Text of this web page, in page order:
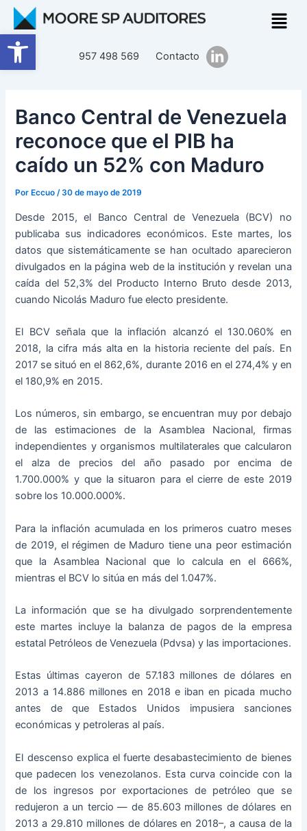
Abrir barra de herramientas
contenido
957 498 569
Contacto
Banco Central de Venezuela
reconoce que el PIB ha
caído un 52% con Maduro
Por Eccuo/30 de mayo de 2019
Desde 2015, el Banco Central de Venezuela (BCV) no
publicaba sus indicadores económicos. Este martes, los
datos que sistemáticamente se han ocultado aparecieron
divulgados en la página web de la institución y revelan una
caída del 52,3% del Producto Interno Bruto desde 2013,
cuando Nicolás Maduro fue electo presidente.
El BCV señala que la inflación alcanzó el 130.060% en
2018, la cifra más alta en la historia reciente del país. En
2017 se situó en el 862,6%, durante 2016 en el 274,4% y en
el 180,9% en 2015.
Los números, sin embargo, se encuentran muy por debajo
de las estimaciones de la Asamblea Nacional, firmas
independientes y organismos multilaterales que calcularon
el alza de precios del año pasado por encima de
1.700.000% y que la situaron para el cierre de este 2019
sobre los 10.000.000%.
Para la inflación acumulada en los primeros cuatro meses
de 2019, el régimen de Maduro tiene una peor estimación
que la Asamblea Nacional que lo calcula en el 666%,
mientras el BCV lo sitúa en más del 1.047%.
La información que se ha divulgado sorprendentemente
este martes incluye la balanza de pagos de la empresa
estatal Petróleos de Venezuela (Pdvsa) y las importaciones.
Estas últimas cayeron de 57.183 millones de dólares en
2013 a 14.886 millones en 2018 e iban en picada mucho
antes de que Estados Unidos impusiera sanciones
económicas y petroleras al país.
El descenso explica el fuerte desabastecimiento de bienes
que padecen los venezolanos. Esta curva coincide con la
de los ingresos por exportaciones de petróleo que se
redujeron a un tercio — de 85.603 millones de dólares en
2013 a 29.810 millones de dólares en 2018–, a causa de la
Navegación
de
entradas